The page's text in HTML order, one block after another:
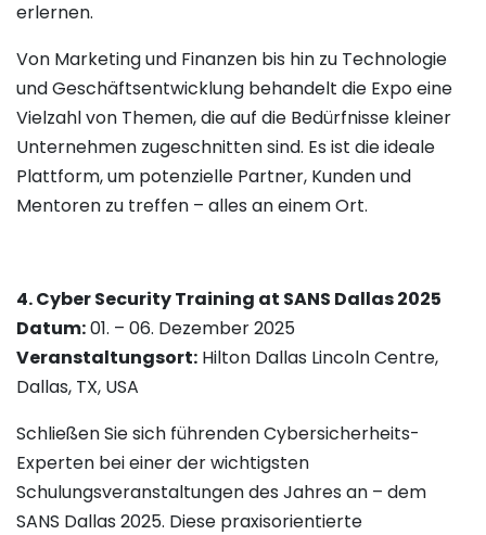
erlernen.
Von Marketing und Finanzen bis hin zu Technologie
und Geschäftsentwicklung behandelt die Expo eine
Vielzahl von Themen, die auf die Bedürfnisse kleiner
Unternehmen zugeschnitten sind. Es ist die ideale
Plattform, um potenzielle Partner, Kunden und
Mentoren zu treffen – alles an einem Ort.
4. Cyber Security Training at SANS Dallas 2025
Datum:01. – 06. Dezember 2025
Veranstaltungsort: Hilton Dallas Lincoln Centre,
Dallas, TX, USA
Schließen Sie sich führenden Cybersicherheits-
Experten bei einer der wichtigsten
Schulungsveranstaltungen des Jahres an – dem
SANS Dallas 2025. Diese praxisorientierte